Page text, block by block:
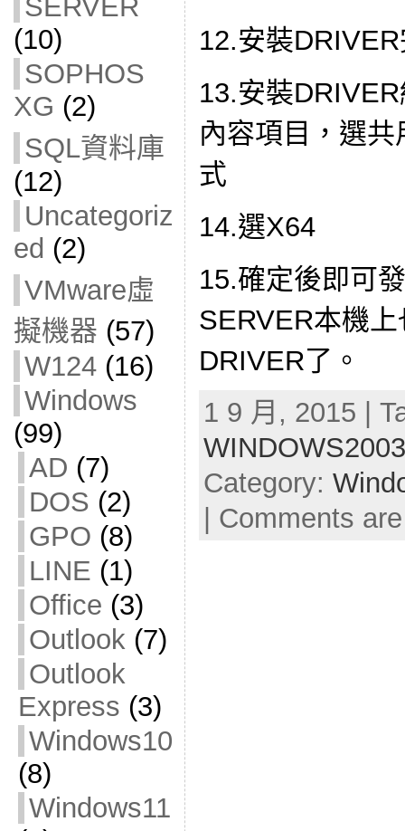
SERVER
(10)
SOPHOS
XG (2)
SQL資料庫
(12)
Uncategoriz
ed (2)
VMware虛
擬機器 (57)
W124(16)
Windows
(99)
AD (7)
DOS (2)
GPO (8)
LINE (1)
Office (3)
Outlook(7)
Outlook
Express (3)
Windows10
(8)
Windows11
12.安裝
13.安裝
內容項目，選
式
14.選X64
15.確定後即可
SERVER本機
DRIVER了。
1 9 月, 2015 |
WINDOWS2003
Category:
| Comments